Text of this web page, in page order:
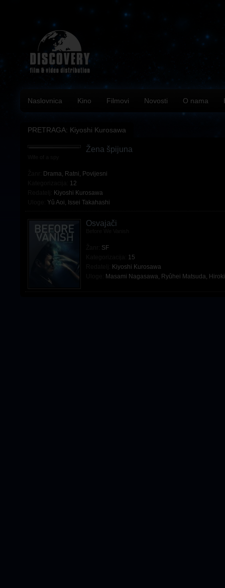
Naslovnica Kino Filmovi Novosti O nama
PRETRAGA: Kiyoshi Kurosawa
Žena špijuna
Drama, Ratni, Povijesni
12
Kiyoshi Kurosawa
Yû Aoi, Issei Takahashi
Osvajači
SF
15
Kiyoshi Kurosawa
Masami Nagasawa, Ryûhei Matsuda,